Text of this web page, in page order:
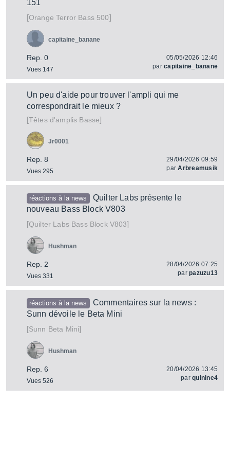
151
[Orange Terror Bass 500]
Rep. 0
Vues 147
capitaine_banane
05/05/2026 12:46
parcapitaine_banane
Un peu d'aide pour trouver l'ampli qui me
correspondrait le mieux ?
[Têtes d'amplis Basse]
Rep. 8
Vues 295
Jr0001
29/04/2026 09:59
parArbreamusik
réactions à la news
Quilter Labs présente le
nouveau Bass Block V803
[Quilter LabsBass Block V803]
Rep. 2
Vues 331
Hushman
28/04/2026 07:25
parpazuzu13
réactions à la news
Commentaires sur la news :
Sunn dévoile le Beta Mini
[Sunn Beta Mini]
Rep. 6
Vues 526
Hushman
20/04/2026 13:45
parquinine4